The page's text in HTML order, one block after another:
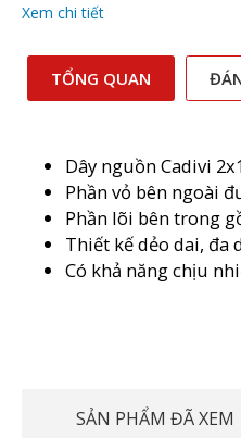
Xem chi tiết
TỔNG QUAN
Dây nguồn Cadivi
Phần vỏ bên ngoài
Phần lõi bên trong
Thiết kế dẻo dai, đa
Có khả năng chịu
SẢN PHẨM ĐÃ XEM